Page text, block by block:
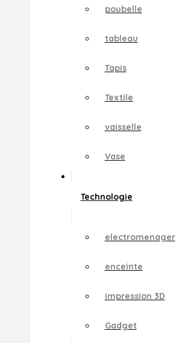
poubelle
tableau
Tapis
Textile
vaisselle
Vase
Technologie
electromenager
enceinte
impression 3D
Gadget